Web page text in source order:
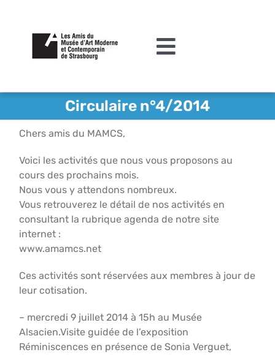
contenu
Toggle
L’association
Agenda
Actualités
Acquisitions et mécénat
Editions
Le MAMCS
Circulaire n°4/2014
Chers amis du MAMCS,
Voici les activités que nous vous proposons au
cours des prochains mois.
Nous vous y attendons nombreux.
Vous retrouverez le détail de nos activités en
consultant la rubrique agenda de notre site
internet :
www.amamcs.net
Ces activités sont réservées aux membres à jour de
leur cotisation.
– mercredi 9 juillet 2014 à 15h au Musée
Alsacien.Visite guidée de l’exposition
Réminiscences en présence de Sonia Verguet,